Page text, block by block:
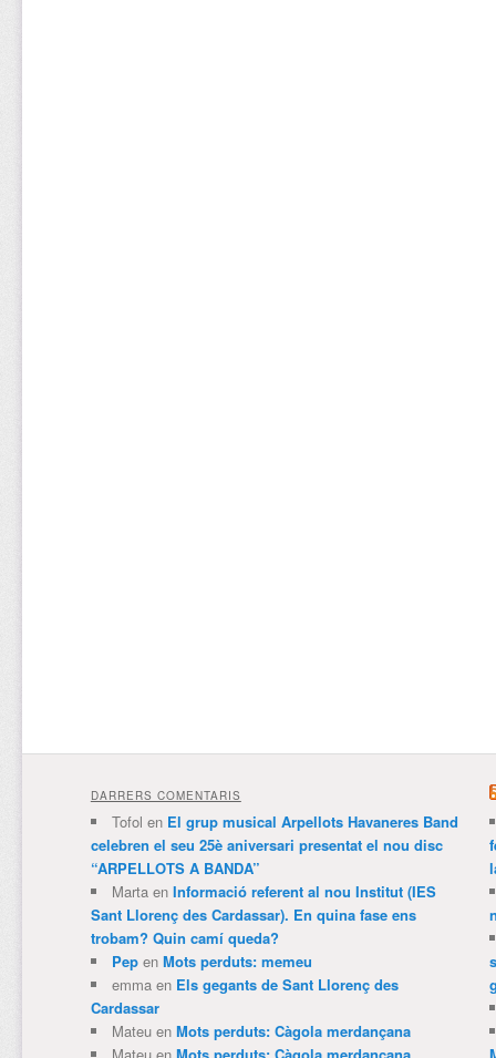
DARRERS COMENTARIS
Tofol en El grup musical Arpellots Havaneres Band
celebren el seu 25è aniversari presentat el nou disc
“ARPELLOTS A BANDA”
Martaen Informació referent al nou Institut (IES
Sant Llorenç des Cardassar). En quina fase ens
trobam? Quin camí queda?
Pepen Mots perduts: memeu
emmaen Els gegants de Sant Llorenç des
Cardassar
Mateuen Mots perduts: Càgola merdançana